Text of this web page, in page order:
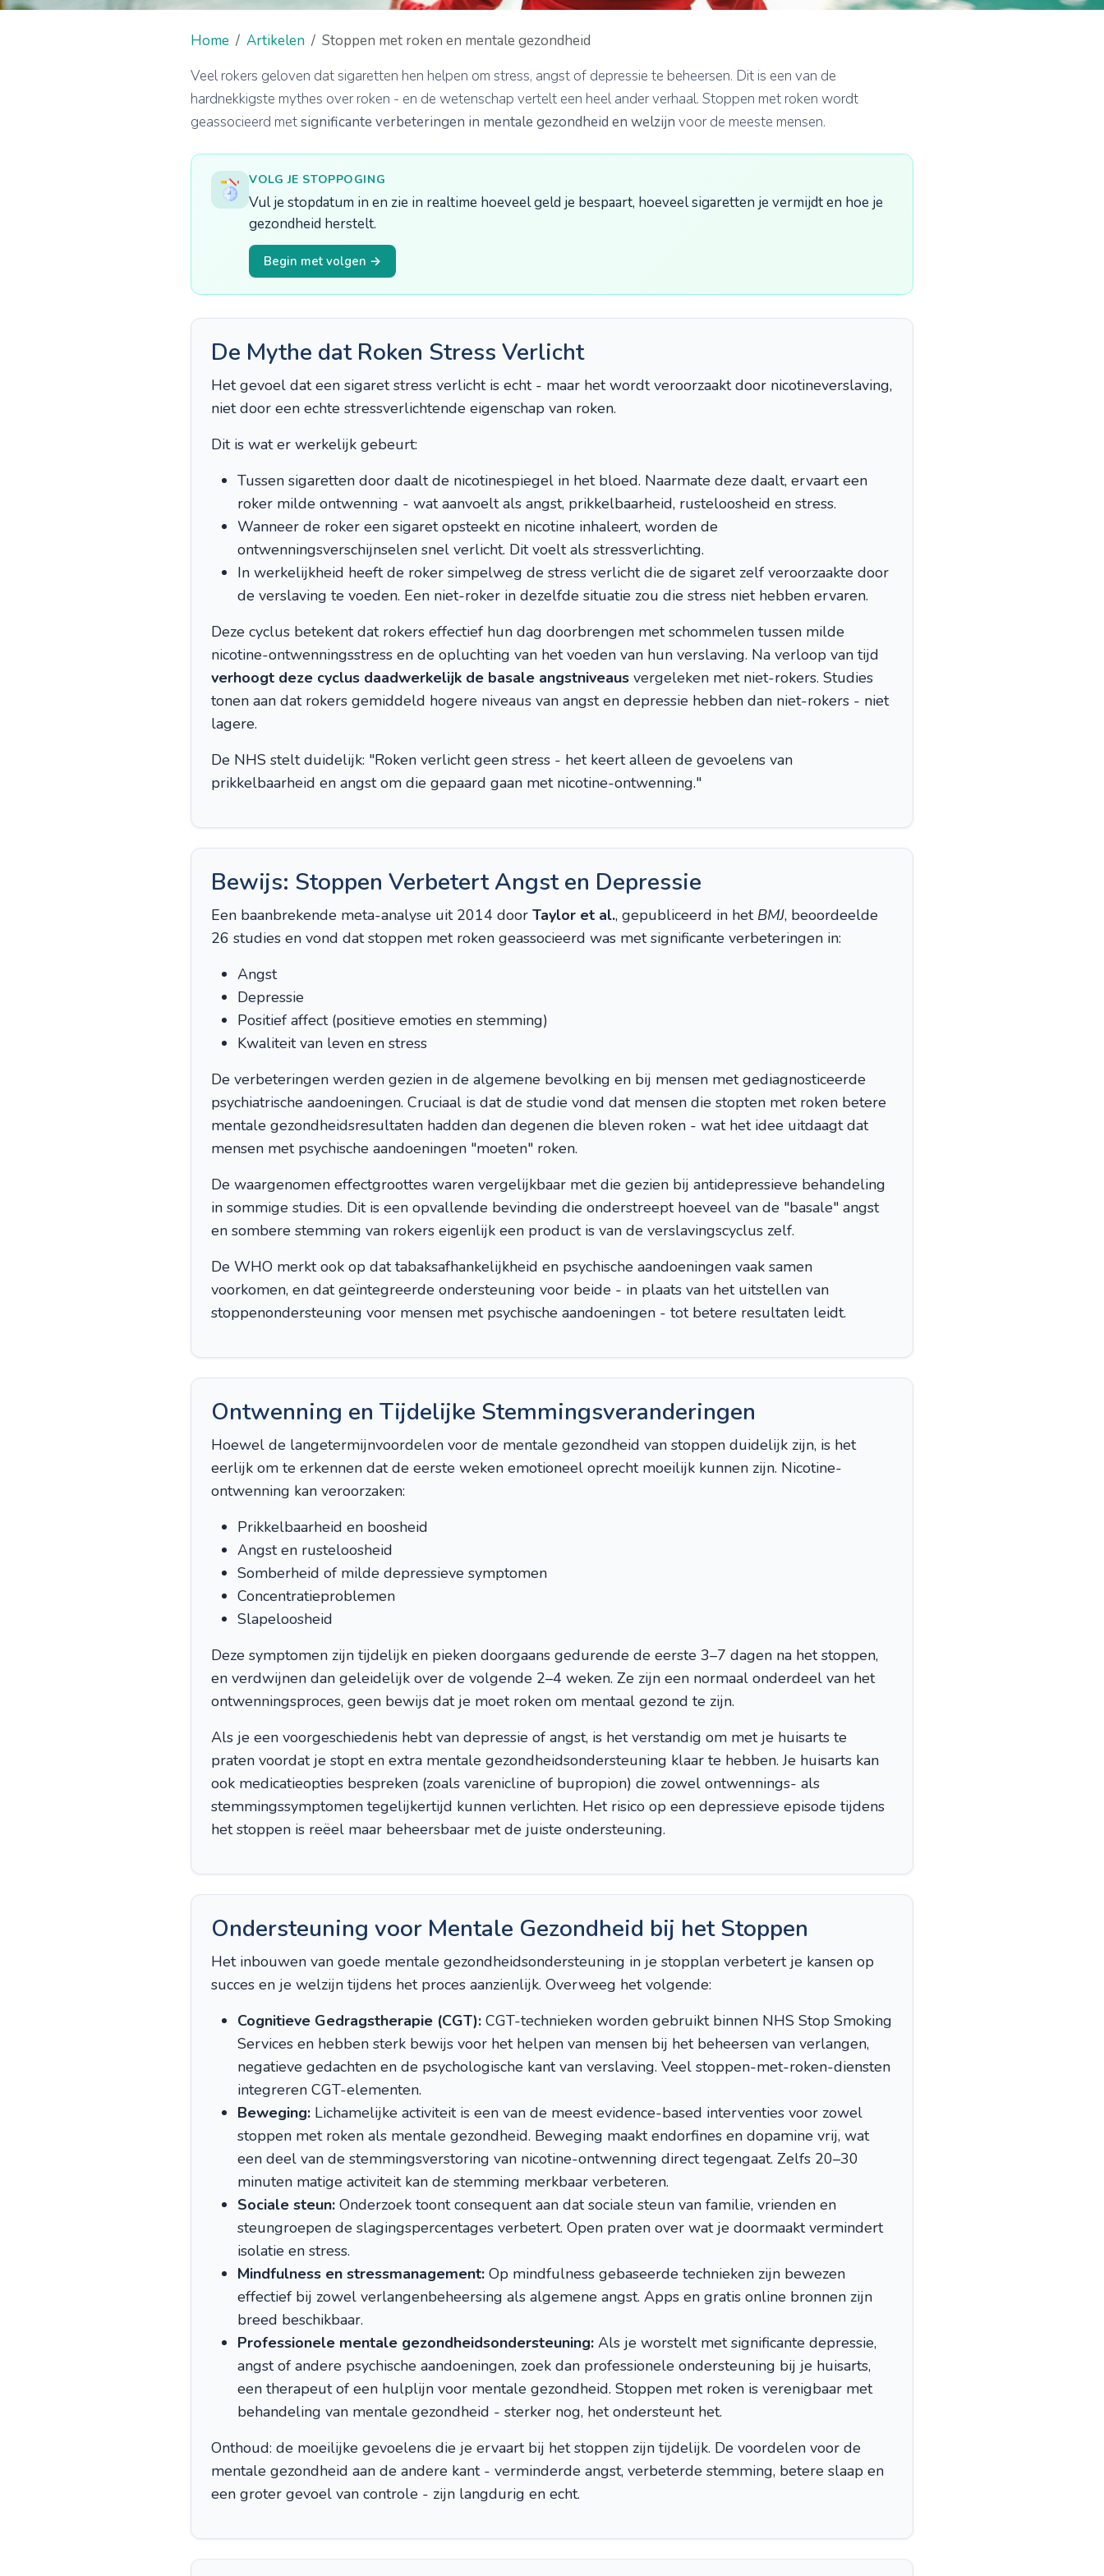
Home Artikelen
Stoppen met roken en mentale gezondheid
Veel rokers geloven dat sigaretten hen helpen om stress, angst of depressie te beheersen. Dit is een van de
hardnekkigste mythes over roken - en de wetenschap vertelt een heel ander verhaal. Stoppen met roken wordt
geassocieerd metsignificante verbeteringen in mentale gezondheid en welzijn voor de meeste mensen.
VOLG JE STOPPOGING
Vul je stopdatum in en zie in realtime hoeveel geld je bespaart, hoeveel sigaretten je vermijdt en hoe je
gezondheid herstelt.
Begin met volgen →
De Mythe dat Roken Stress Verlicht
Het gevoel dat een sigaret stress verlicht is echt - maar het wordt veroorzaakt door nicotineverslaving,
niet door een echte stressverlichtende eigenschap van roken.
Dit is wat er werkelijk gebeurt:
Tussen sigaretten door daalt de nicotinespiegel in het bloed. Naarmate deze daalt, ervaart een
roker milde ontwenning - wat aanvoelt als angst, prikkelbaarheid, rusteloosheid en stress.
Wanneer de roker een sigaret opsteekt en nicotine inhaleert, worden de
ontwenningsverschijnselen snel verlicht. Dit voelt als stressverlichting.
In werkelijkheid heeft de roker simpelweg de stress verlicht die de sigaret zelf veroorzaakte door
de verslaving te voeden. Een niet-roker in dezelfde situatie zou die stress niet hebben ervaren.
Deze cyclus betekent dat rokers effectief hun dag doorbrengen met schommelen tussen milde
nicotine-ontwenningsstress en de opluchting van het voeden van hun verslaving. Na verloop van tijd
verhoogt deze cyclus daadwerkelijk de basale angstniveaus vergeleken met niet-rokers. Studies
tonen aan dat rokers gemiddeld hogere niveaus van angst en depressie hebben dan niet-rokers - niet
lagere.
De NHS stelt duidelijk: "Roken verlicht geen stress - het keert alleen de gevoelens van
prikkelbaarheid en angst om die gepaard gaan met nicotine-ontwenning."
Bewijs: Stoppen Verbetert Angst en Depressie
Een baanbrekende meta-analyse uit 2014 door Taylor et al., gepubliceerd in het BMJ, beoordeelde
26 studies en vond dat stoppen met roken geassocieerd was met significante verbeteringen in:
Angst
Depressie
Positief affect (positieve emoties en stemming)
Kwaliteit van leven en stress
De verbeteringen werden gezien in de algemene bevolking en bij mensen met gediagnosticeerde
psychiatrische aandoeningen. Cruciaal is dat de studie vond dat mensen die stopten met roken betere
mentale gezondheidsresultaten hadden dan degenen die bleven roken - wat het idee uitdaagt dat
mensen met psychische aandoeningen "moeten" roken.
De waargenomen effectgroottes waren vergelijkbaar met die gezien bij antidepressieve behandeling
in sommige studies. Dit is een opvallende bevinding die onderstreept hoeveel van de "basale" angst
en sombere stemming van rokers eigenlijk een product is van de verslavingscyclus zelf.
De WHO merkt ook op dat tabaksafhankelijkheid en psychische aandoeningen vaak samen
voorkomen, en dat geïntegreerde ondersteuning voor beide - in plaats van het uitstellen van
stoppenondersteuning voor mensen met psychische aandoeningen - tot betere resultaten leidt.
Ontwenning en Tijdelijke Stemmingsveranderingen
Hoewel de langetermijnvoordelen voor de mentale gezondheid van stoppen duidelijk zijn, is het
eerlijk om te erkennen dat de eerste weken emotioneel oprecht moeilijk kunnen zijn. Nicotine-
ontwenning kan veroorzaken:
Prikkelbaarheid en boosheid
Angst en rusteloosheid
Somberheid of milde depressieve symptomen
Concentratieproblemen
Slapeloosheid
Deze symptomen zijn tijdelijk en pieken doorgaans gedurende de eerste 3–7 dagen na het stoppen,
en verdwijnen dan geleidelijk over de volgende 2–4 weken. Ze zijn een normaal onderdeel van het
ontwenningsproces, geen bewijs dat je moet roken om mentaal gezond te zijn.
Als je een voorgeschiedenis hebt van depressie of angst, is het verstandig om met je huisarts te
praten voordat je stopt en extra mentale gezondheidsondersteuning klaar te hebben. Je huisarts kan
ook medicatieopties bespreken (zoals varenicline of bupropion) die zowel ontwennings- als
stemmingssymptomen tegelijkertijd kunnen verlichten. Het risico op een depressieve episode tijdens
het stoppen is reëel maar beheersbaar met de juiste ondersteuning.
Ondersteuning voor Mentale Gezondheid bij het Stoppen
Het inbouwen van goede mentale gezondheidsondersteuning in je stopplan verbetert je kansen op
succes en je welzijn tijdens het proces aanzienlijk. Overweeg het volgende:
Cognitieve Gedragstherapie (CGT): CGT-technieken worden gebruikt binnen NHS Stop Smoking
Services en hebben sterk bewijs voor het helpen van mensen bij het beheersen van verlangen,
negatieve gedachten en de psychologische kant van verslaving. Veel stoppen-met-roken-diensten
integreren CGT-elementen.
Beweging: Lichamelijke activiteit is een van de meest evidence-based interventies voor zowel
stoppen met roken als mentale gezondheid. Beweging maakt endorfines en dopamine vrij, wat
een deel van de stemmingsverstoring van nicotine-ontwenning direct tegengaat. Zelfs 20–30
minuten matige activiteit kan de stemming merkbaar verbeteren.
Sociale steun: Onderzoek toont consequent aan dat sociale steun van familie, vrienden en
steungroepen de slagingspercentages verbetert. Open praten over wat je doormaakt vermindert
isolatie en stress.
Mindfulness en stressmanagement: Op mindfulness gebaseerde technieken zijn bewezen
effectief bij zowel verlangenbeheersing als algemene angst. Apps en gratis online bronnen zijn
breed beschikbaar.
Professionele mentale gezondheidsondersteuning: Als je worstelt met significante depressie,
angst of andere psychische aandoeningen, zoek dan professionele ondersteuning bij je huisarts,
een therapeut of een hulplijn voor mentale gezondheid. Stoppen met roken is verenigbaar met
behandeling van mentale gezondheid - sterker nog, het ondersteunt het.
Onthoud: de moeilijke gevoelens die je ervaart bij het stoppen zijn tijdelijk. De voordelen voor de
mentale gezondheid aan de andere kant - verminderde angst, verbeterde stemming, betere slaap en
een groter gevoel van controle - zijn langdurig en echt.